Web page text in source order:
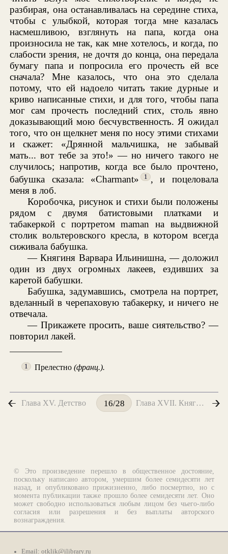
разбирая, она останавливалась на середине стиха,
чтобы с улыбкой, которая тогда мне казалась
насмешливою, взглянуть на папа, когда она
произносила не так, как мне хотелось, и когда, по
слабости зрения, не дочтя до конца, она передала
бумагу папа и попросила его прочесть ей все
сначала? Мне казалось, что она это сделала
потому, что ей надоело читать такие дурные и
криво написанные стихи, и для того, чтобы папа
мог сам прочесть последний стих, столь явно
доказывающий мою бесчувственность. Я ожидал
того, что он щелкнет меня по носу этими стихами
и скажет: «Дрянной мальчишка, не забывай
мать... вот тебе за это!» — но ничего такого не
случилось; напротив, когда все было прочтено,
бабушка сказала: «Charmant»
1
, и поцеловала
меня в лоб.
Коробочка, рисунок и стихи были положены
рядом с двумя батистовыми платками и
табакеркой с портретом maman на выдвижной
столик вольтеровского кресла, в котором всегда
сиживала бабушка.
— Княгиня Варвара Ильинишна, — доложил
один из двух огромных лакеев, ездивших за
каретой бабушки.
Бабушка, задумавшись, смотрела на портрет,
вделанный в черепаховую табакерку, и ничего не
отвечала.
— Прикажете просить, ваше сиятельство? —
повторил лакей.
1 Прелестно(франц.).
Глава XV. Детство 16/28 Глава XVII. Княгиня Корнакова
© Это произведение перешло в общественное достояние,
поскольку написано автором, умершим более семидесяти лет
назад, и опубликовано прижизненно, либо посмертно, но с
момента публикации также прошло более семидесяти лет. Оно
может свободно использоваться любым лицом без чьего-либо
согласия или разрешения и без выплаты авторского
вознаграждения.
Email: otklik@ilibrary.ru